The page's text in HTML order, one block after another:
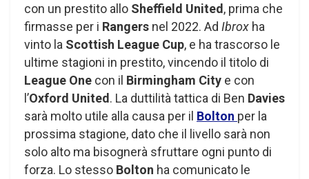
con un prestito allo Sheffield United, prima che
firmasse per i Rangers nel 2022. Ad Ibrox ha
vinto la Scottish League Cup, e ha trascorso le
ultime stagioni in prestito, vincendo il titolo di
League One con il Birmingham City e con
l’Oxford United. La duttilità tattica di Ben Davies
sarà molto utile alla causa per il Bolton per la
prossima stagione, dato che il livello sarà non
solo alto ma bisognerà sfruttare ogni punto di
forza. Lo stesso Bolton ha comunicato le